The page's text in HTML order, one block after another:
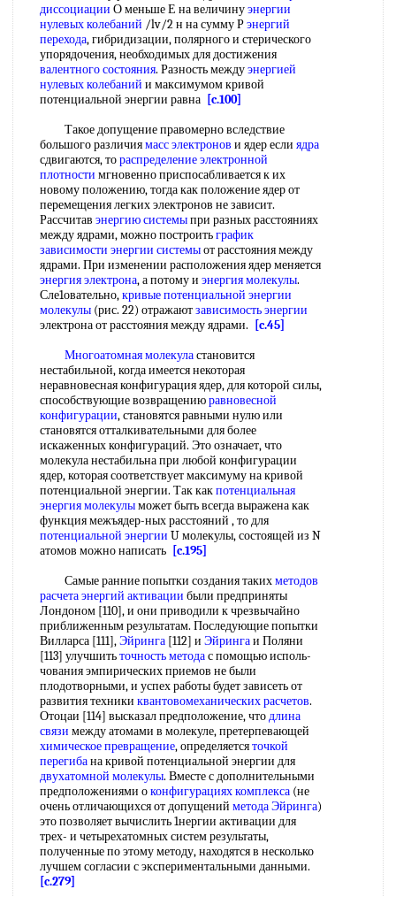
диссоциации О меньше Е на величинуэнергии
нулевых колебаний /lv/2 н на сумму Рэнергий
перехода, гибридизации, полярного и стерического
упорядочения, необходимых для достижения
валентного состояния. Разность междуэнергией
нулевых колебаний и максимумом кривой
потенциальной энергии равна [c.100]
Такое допущение правомерно вследствие
большого различиямасс электронов и ядер если ядра
сдвигаются, тораспределение электронной
плотности мгновенно приспосабливается к их
новому положению, тогда как положение ядер от
перемещения легких электронов не зависит.
Рассчитав энергию системыпри разных расстояниях
между ядрами, можно построитьграфик
зависимости энергии системыот расстояния между
ядрами. При изменении расположения ядер меняется
энергия электрона, а потому и энергия молекулы.
Сле1овательно,кривые потенциальной энергии
молекулы (рис. 22) отражаютзависимость энергии
электрона от расстояния между ядрами.
[c.45]
Многоатомная молекуластановится
нестабильной, когда имеется некоторая
неравновесная конфигурация ядер, для которой силы,
способствующие возвращениюравновесной
конфигурации, становятся равными нулю или
становятся отталкивательными для более
искаженных конфигураций. Это означает, что
молекула нестабильна при любой конфигурации
ядер, которая соответствует максимуму на кривой
потенциальной энергии. Так какпотенциальная
энергия молекулыможет быть всегда выражена как
функция межъядер-ных расстояний , то для
потенциальной энергии U молекулы, состоящей из N
атомов можно написать [c.195]
Самые ранние попытки создания такихметодов
расчета энергий активации были предприняты
Лондоном [110], и они приводили к чрезвычайно
приближенным результатам. Последующие попытки
Вилларса [111],Эйринга [112] и Эйрингаи Поляни
[113] улучшитьточность методас помощью исполь-
чования эмпирических приемов не были
плодотворными, и успех работы будет зависеть от
развития техники квантовомеханических расчетов.
Отоцаи [114] высказал предположение, чтодлина
связи между атомами в молекуле, претерпевающей
химическое превращение, определяетсяточкой
перегибана кривой потенциальной энергии для
двухатомной молекулы. Вместе с дополнительными
предположениями оконфигурациях комплекса (не
очень отличающихся от допущений метода Эйринга)
это позволяет вычислить 1нергии активации для
трех- и четырехатомных систем результаты,
полученные по этому методу, находятся в несколько
лучшем согласии с экспериментальными данными.
[c.279]